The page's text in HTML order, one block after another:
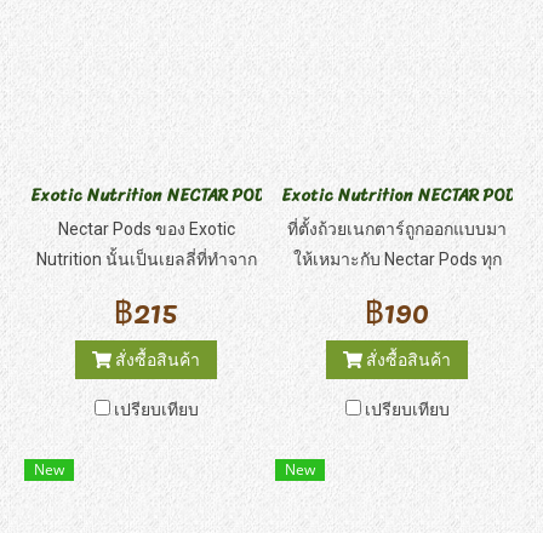
Exotic Nutrition NECTAR PODS ขนมเยลลี่สำหรับชูการ์
Nectar Pods ของ Exotic
Nutrition นั้นเป็นเยลลี่ที่ทำจาก
ผลไม้ มีให้เลือก 4 รสชาติ ให้
สัตว์เลี้ยงของคุณอร่อยอย่างที่ไม่
เคยมีมาก่อน รสชาติผลไม้ที่
แปลกใหม่และแคลเซียมที่เพิ่ม
เข้ามาทำให้ Nectar Pods
เหมาะอย่างยิ่งสำหรับนก กลุ่ม
สัตว์เลี้ยงลูกด้วยนมที่กินผลไม้
และกลุ่มตุ๊กแกกลางวัน
฿215
สั่งซื้อสินค้า
เปรียบเทียบ
Exotic Nutrition NECTAR PODS
ที่ตั้งถ้วยเนกตาร์ถูกออกแบบมา
ให้เหมาะกับ Nectar Pods ทุก
ประเภท และถ้วยใส่อาหารอื่นที่
คล้ายคลึงกัน มีอุปกรณ์ยึดกรง
ซึ่งจะช่วยให้สัตว์เลี้ยงของคุณ
สามารถกินชิ้นเยลลี่ได้อย่าง
ง่ายดาย โดยแยกจำหน่ายกับ
Nectar Pods
฿190
สั่งซื้อสินค้า
เปรียบเทียบ
New New